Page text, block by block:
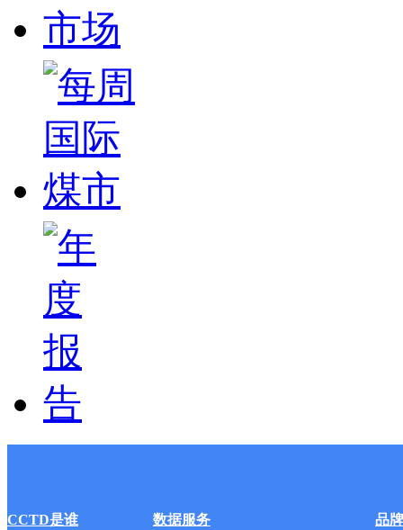
CCTD是谁 数据服务 品